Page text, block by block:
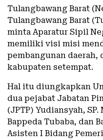
Tulangbawang Barat
Tulangbawang Barat
minta Aparatur Sipil
memiliki visi misi
pembangunan daerah,
kabupaten setempat.
Hal itu diungkapkan
dua pejabat Jabatan
(JPTP) Yudiansyah,
Bappeda Tubaba, dan
Asisten I Bidang